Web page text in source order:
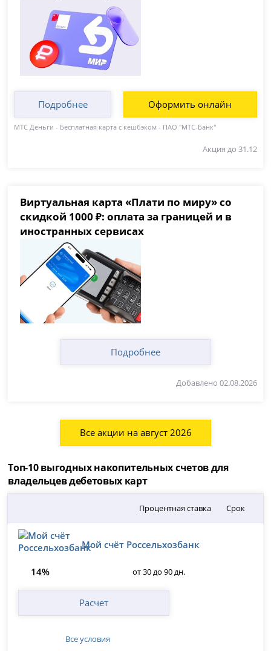
Подробнее Оформить онлайн
МТС Деньги - Бесплатная карта с кешбэком - ПАО "МТС-Банк"
Акция до 31.12
Виртуальная карта «Плати по миру» со
скидкой 1000 ₽: оплата за границей и в
иностранных сервисах
Подробнее
Добавлено 02.08.2026
Все акции на август 2026
Топ-10 выгодных накопительных счетов для
владельцев дебетовых карт
Процентная ставка Срок
Мой счёт Россельхозбанк
14% от 30 до 90 дн.
Расчет
Все условия